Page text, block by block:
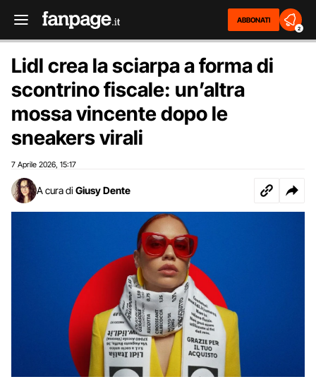
ABBONATI
2
Lidl crea la sciarpa a forma di
scontrino fiscale: un’altra
mossa vincente dopo le
sneakers virali
7 Aprile 2026 15:17
A cura di Giusy Dente